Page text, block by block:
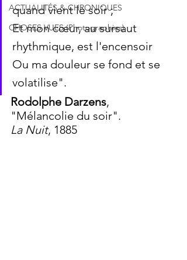
ACTUALITÉS & CHRONIQUES
CHOSES VUES (Photographies)
quand vient le soir ;
Et mon cœur, au sursaut
rhythmique, est l'encensoir
Ou ma douleur se fond et se
volatilise".
Rodolphe Darzens,
"Mélancolie du soir".
La Nuit, 1885